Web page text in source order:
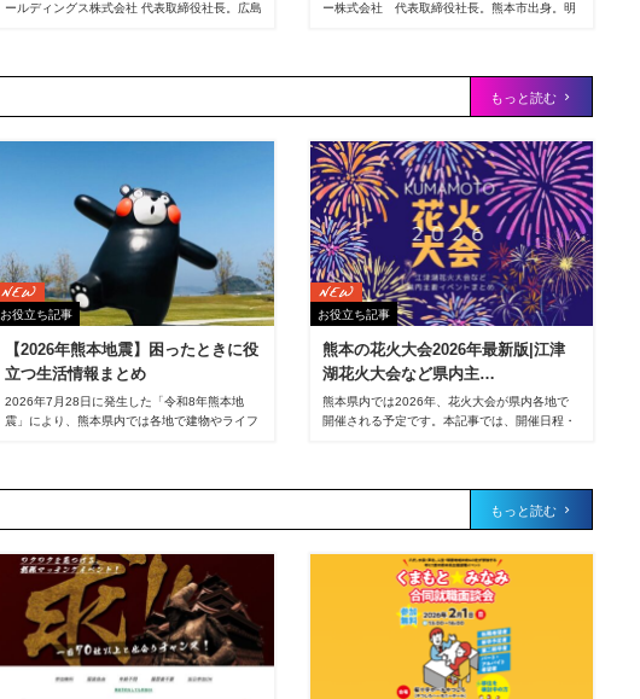
ールディングス株式会社 代表取締役社長。広島
ー株式会社 代表取締役社長。熊本市出身。明
て、06年に副社長就任。ハイコムモバイル㈱・
名水みなみあそ㈱の代表取締役社長も兼務。
もっと読む
お役立ち記事
【2026年熊本地震】困ったときに役
立つ生活情報まとめ
2026年7月28日に発生した「令和8年熊本地
震」により、熊本県内では各地で建物やライフ
援、営業情報、リモートワークができる施設、
子どもと過ごせる場所など、災害時に役立つ情
報をまとめました。ぜひご活用ください。
お役立ち記事
熊本の花火大会2026年最新版|江津
湖花火大会など県内主…
熊本県内では2026年、花火大会が県内各地で
開催される予定です。本記事では、開催日程・
を彩る大輪の花火は世代を問わず人々の心をと
となっています。ぜひ本記事を参考に、お出か
けの計画にお役立てください。
もっと読む